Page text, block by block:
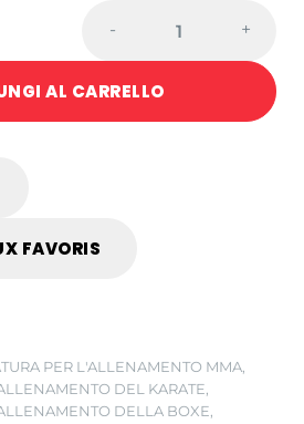
400
CM
- +
AL CARRELLO
FAVORIS
PER L'ALLENAMENTO MMA,
DEL KARATE,
DELLA BOXE,